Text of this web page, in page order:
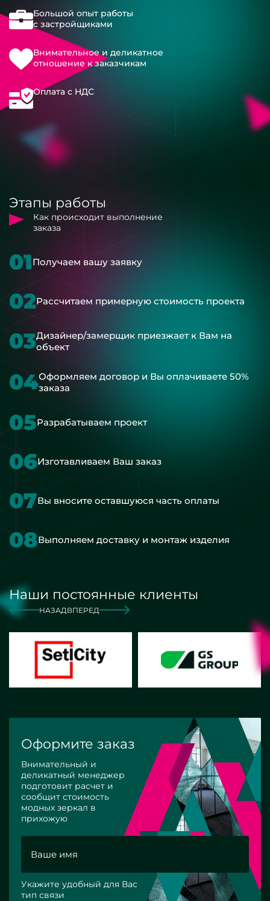
Большой опыт работы
с застройщиками
Внимательное и деликатное
отношение к заказчикам
Оплата с НДС
Этапы работы
Как происходит выполнение
заказа
01Получаем вашу заявку
02Рассчитаем примерную стоимость проекта
03Дизайнер/замерщик приезжает к Вам на
объект
04Оформляем договор и Вы оплачиваете 50%
заказа
05Разрабатываем проект
06Изготавливаем Ваш заказ
07Вы вносите оставшуюся часть оплаты
08Выполняем доставку и монтаж изделия
Наши постоянные клиенты
НАЗАД ВПЕРЕД
Оформите заказ
Внимательный и
деликатный менеджер
подготовит расчет и
сообщит стоимость
модных зеркал в
прихожую
Укажите удобный для Вас
тип связи